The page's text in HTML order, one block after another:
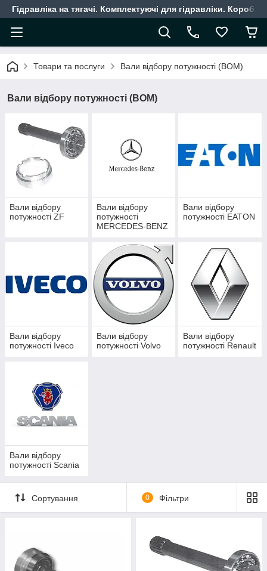
Гідравліка на тягачі. Комплектуючі для гідравліки.
Товари та послуги Вали відбору потужності (ВОМ)
Вали відбору потужності (ВОМ)
Вали відбору
потужності ZF
Вали відбору
потужності
MERCEDES-BENZ
Вали відбору
потужності EATON
Вали відбору
потужності Iveco
Вали відбору
потужності Volvo
Вали відбору
потужності Renault
Вали відбору
потужності Scania
Сортування 0 Фільтри